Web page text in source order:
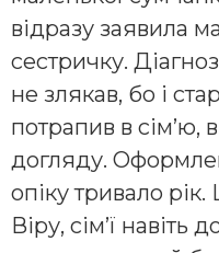
відразу заявила
сестричку.
не злякав, бо і
потрапив в сім’ю,
догляду.
опіку тривало
Віру, сім’ї навіть